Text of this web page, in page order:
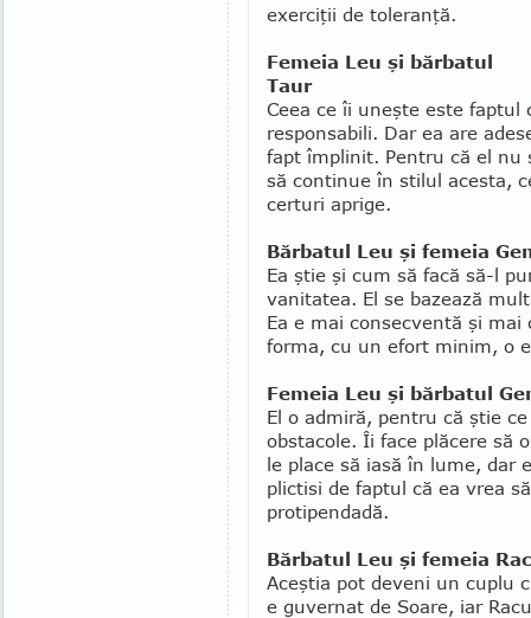
exerciţii de toleranţă.
Femeia Leu şi bărbatul
Taur
Ceea ce îi uneşte este
responsabili. Dar ea are
fapt împlinit. Pentru că el nu
să continue în stilul acesta,
certuri aprige.
Bărbatul Leu şi femeia
Ea ştie şi cum să facă să-l
vanitatea. El se bazează
Ea e mai consecventă şi
forma, cu un efort minim, o
Femeia Leu şi bărbatul
El o admiră, pentru că ştie
obstacole. Îi face plăcere să
le place să iasă în lume, dar
plictisi de faptul că ea vrea
protipendadă.
Bărbatul Leu şi femeia Rac
Aceştia pot deveni un cuplu
e guvernat de Soare, iar